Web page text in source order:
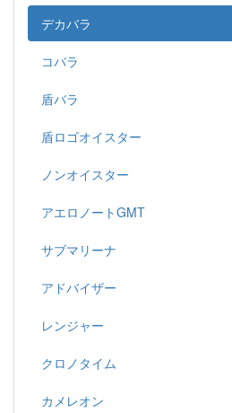
デカバラ
コバラ
盾バラ
盾ロゴオイスター
ノンオイスター
アエロノートGMT
サブマリーナ
アドバイザー
レンジャー
クロノタイム
カメレオン